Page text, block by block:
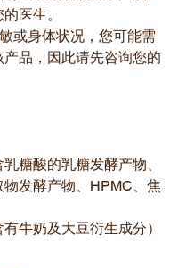
医生。
或身体状况，您可能需
品，因此请先咨询您的
糖酸的乳糖发酵产物、
物发酵产物、HPMC、焦
有牛奶及大豆衍生成分）